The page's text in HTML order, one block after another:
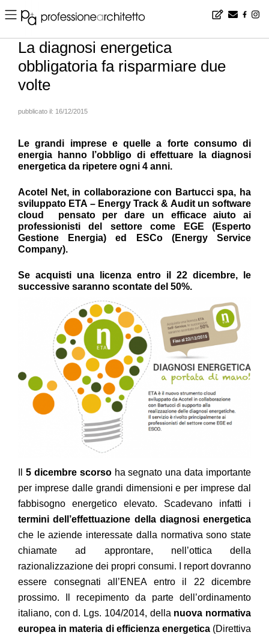
Home ▪ products ▪ efficienza energetica La diagnosi energetica obbligatoria fa risparmiare due volte
La diagnosi energetica
obbligatoria fa risparmiare due
volte
pubblicato il: 16/12/2015
Le grandi imprese e quelle a forte consumo di
energia hanno l’obbligo di effettuare la diagnosi
energetica da ripetere ogni 4 anni.
Acotel Net, in collaborazione con Bartucci spa, ha
sviluppato ETA – Energy Track & Audit un software
cloud pensato per dare un efficace aiuto ai
professionisti del settore come EGE (Esperto
Gestione Energia) ed ESCo (Energy Service
Company).
Se acquisti una licenza entro il 22 dicembre, le
successive saranno scontate del 50%.
5 dicembre scorsoha segnato una data importante
per imprese dalle grandi dimensioni e per imprese dal
fabbisogno energetico elevato. Scadevano infatti i
termini dell’effettuazione della diagnosi energetica
che le aziende interessate dalla normativa sono state
chiamate ad approntare, nell’ottica della
razionalizzazione dei propri consumi. I report dovranno
essere consegnati all’ENEA entro il 22 dicembre
prossimo. Il recepimento da parte dell’ordinamento
italiano, con d. Lgs. 104/2014, della nuova normativa
europea in materia di efficienza energetica(Direttiva